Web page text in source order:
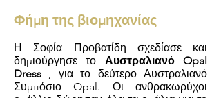
Φήμη της βιομηχανίας
Η Σοφία Προβατίδη σχεδίασε και
δημιούργησε το Αυστραλιανό Opal
Dress , για το δεύτερο Αυστραλιανό
Συμπόσιο Opal. Οι ανθρακωρύχοι